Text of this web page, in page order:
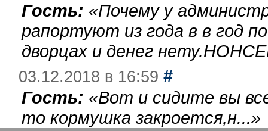
Гость: «Почему у
рапортуют из года в в год
дворцах и денег
03.12.2018 в 16:59 #
Гость: «Вот и сидите вы
то кормушка закроется,н...»